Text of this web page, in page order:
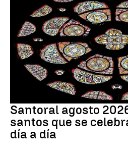
Santoral agosto
santos que se
día a día